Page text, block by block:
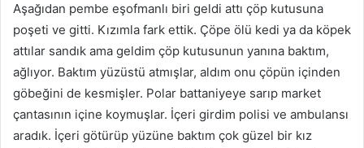
Aşağıdan pembe eşofmanlı biri geldi attı çöp kutusuna
poşeti ve gitti. Kızımla fark ettik. Çöpe ölü kedi ya da köpek
attılar sandık ama geldim çöp kutusunun yanına baktım,
ağlıyor. Baktım yüzüstü atmışlar, aldım onu çöpün içinden
göbeğini de kesmişler. Polar battaniyeye sarıp market
çantasının içine koymuşlar. İçeri girdim polisi ve ambulansı
aradık. İçeri götürüp yüzüne baktım çok güzel bir kız